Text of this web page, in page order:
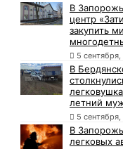
В
центр
закупить
5 сентября,
В
летний
5 сентября,
В
легковых